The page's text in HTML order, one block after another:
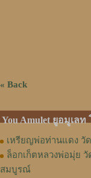
« Back
You Amulet ยูอมูเล
เหรียญพ่อท่านแดง วัด
ล็อกเก็ตหลวงพ่อมุ่ย
สมบูรณ์